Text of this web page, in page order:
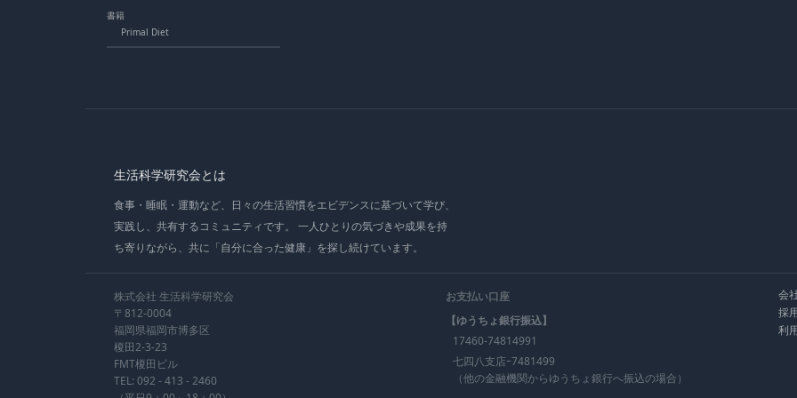
書籍
Primal Diet
生活科学研究会とは
食事・睡眠・運動など、日々の生活習慣をエビデンスに基づいて学び、
実践し、共有するコミュニティです。 一人ひとりの気づきや成果を持
ち寄りながら、共に「自分に合った健康」を探し続けています。
株式会社 生活科学研究会
〒812-0004
福岡県福岡市博多区
榎田2-3-23
FMT榎田ビル
TEL: 092 - 413 - 2460
お支払い口座
【ゆうちょ銀行振込】
17460-74814991
七四八支店ｰ7481499
（他の金融機関からゆうちょ銀行へ振込の場合）
会
採
利